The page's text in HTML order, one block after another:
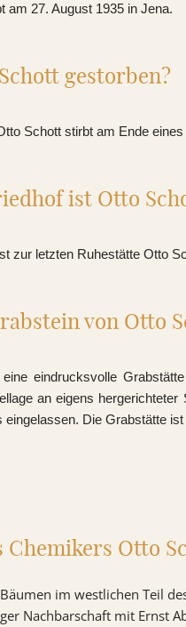
am 27. August 1935 in Jena.
gestorben?
Schott stirbt am Ende
ist Otto
zur letzten Ruhestätte Otto
von Otto
eindrucksvolle
an eigens
Die Grabstätte
Chemikers Otto
im westlichen Teil
Nachbarschaft mit Ernst